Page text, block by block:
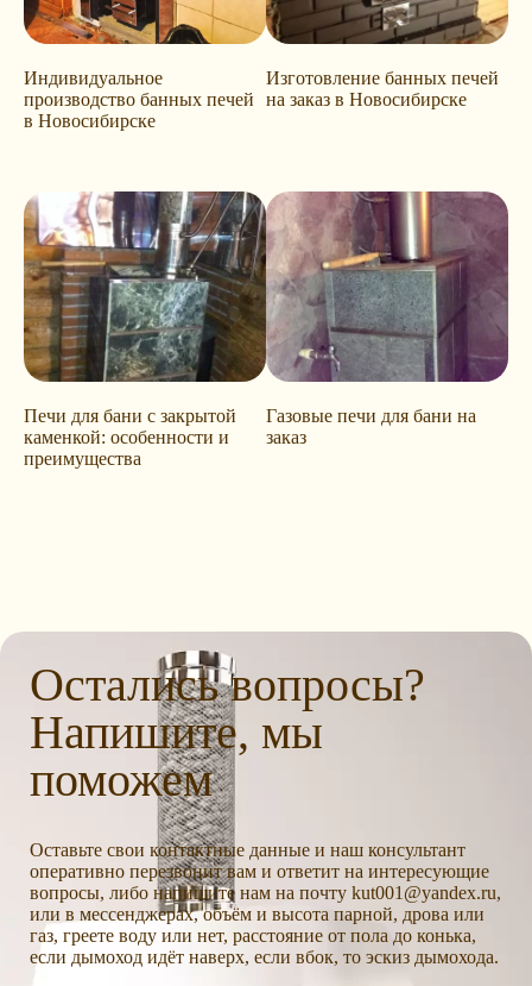
Индивидуальное
производство банных печей
в Новосибирске
Изготовление банных печей
на заказ в Новосибирске
Печи для бани с закрытой
каменкой: особенности и
преимущества
Газовые печи для бани на
заказ
Остались вопросы?
Напишите, мы
поможем
Оставьте свои контактные данные и наш консультант
оперативно перезвонит вам и ответит на интересующие
вопросы, либо напишите нам на почту kut001@yandex.ru,
или в мессенджерах, объём и высота парной, дрова или
газ, греете воду или нет, расстояние от пола до конька,
если дымоход идёт наверх, если вбок, то эскиз дымохода.